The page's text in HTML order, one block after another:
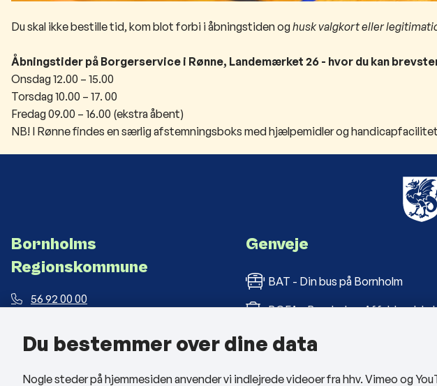
Du skal ikke bestille tid, kom blot forbi i åbningstiden oghusk valgkort eller
Åbningstider på Borgerservice i Rønne, Landemærket 26 - hvor du kan
Onsdag 12.00 – 15.00
Torsdag 10.00 – 17. 00
Fredag 09.00 – 16.00 (ekstra åbent)
NB! I Rønne findes en særlig afstemningsboks med hjælpemidler og
Bornholms
Regionskommune
56 92 00 00
Landemærket 26, 3700 Rønne
Genveje
BAT - Din bus på Bornholm
BOFA - Bornholms
Bornholms Folkebiblioteker
Du bestemmer over dine data
Nogle steder på hjemmesiden anvender vi indlejrede videoer fra hhv. Vimeo og